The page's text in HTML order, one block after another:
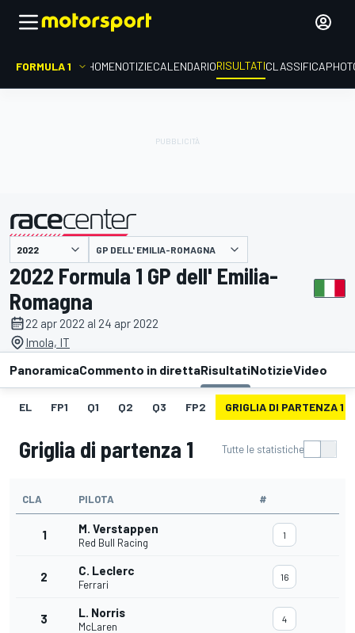
FORMULA 1 HOMENOTIZIECALENDARIORISULTATICLASSIFICA
presentato da GP DELL' EMILIA-ROMAGNA
2022 Formula 1 GP dell' Emilia-
Romagna
22 apr 2022 al 24 apr 2022
Imola, IT
PanoramicaCommento in direttaRisultatiNotizieVideo
EL FP1 Q1 Q2 Q3 FP2 GRIGLIA DI PARTENZA 1
Griglia di partenza 1 Tutte le statistiche
CLA PILOTA #
1 M. Verstappen
Red Bull Racing
1
2 C. Leclerc
Ferrari
16
3 L. Norris
McLaren
4